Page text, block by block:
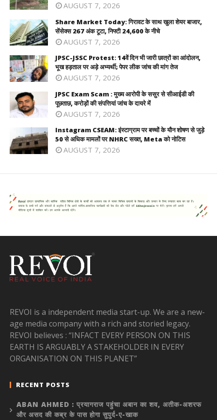
AUGUST 7, 2026
Share Market Today: गिरावट के साथ खुला शेयर बाजार,
सेंसेक्स 267 अंक टूटा, निफ्टी 24,600 के नीचे
AUGUST 7, 2026
JPSC-JSSC Protest: 14वें दिन भी जारी छात्रों का आंदोलन,
भूख हड़ताल पर अड़े अभ्यर्थी; पेपर लीक जांच की मांग तेज
AUGUST 7, 2026
JPSC Exam Scam : मुख्य आरोपी के ससुर से सीआईडी की
पूछताछ, करोड़ों की संपत्तियां जांच के दायरे में
AUGUST 7, 2026
Instagram CSEAM: इंस्टाग्राम पर बच्चों के यौन शोषण से जुड़े
50 से अधिक मामलों पर NHRC सख्त, Meta को नोटिस
AUGUST 7, 2026
REVOI is a independent media start-up. We are a new-
age media company with a rich and storied legacy.
REVOI believes : “INFACT EVERY PERSON ON THIS
EARTH IS ARGUABLY A STAKEHOLDER IN EVERY
ORGANISATION ON THIS PLANET”
RECENT POSTS
ABAN AHMED : प्रयागराज पहुंचा अबान का शव, अतीक-अशरफ
और असद की कब्र के पास होगा सुपुर्द-ए-खाक